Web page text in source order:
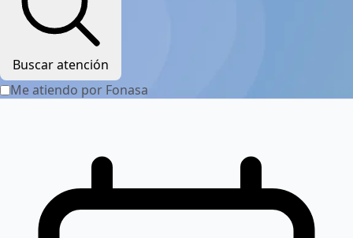
Buscar atención
Me atiendo por Fonasa